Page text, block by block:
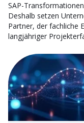
SAP-
Deshalb setzen
Partner, der fachliche
langjähriger